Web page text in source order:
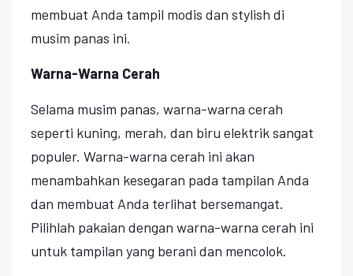
membuat Anda tampil modis dan stylish di
musim panas ini.
Warna-Warna Cerah
Selama musim panas, warna-warna cerah
seperti kuning, merah, dan biru elektrik sangat
populer. Warna-warna cerah ini akan
menambahkan kesegaran pada tampilan Anda
dan membuat Anda terlihat bersemangat.
Pilihlah pakaian dengan warna-warna cerah ini
untuk tampilan yang berani dan mencolok.